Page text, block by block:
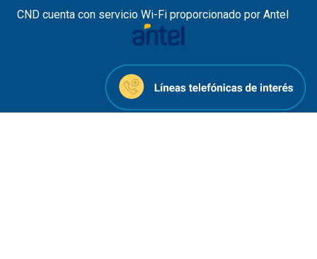
CND cuenta con servicio Wi-Fi proporcionado por Antel